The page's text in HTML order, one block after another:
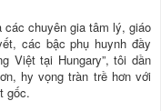
chuyên gia tâm lý, giáo
các bậc phụ huynh đầy
Việt tại Hungary”, tôi dần
hy vọng tràn trề hơn với
gốc.